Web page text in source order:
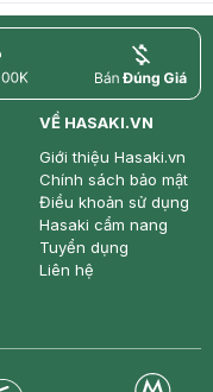
price
VỀ HASAKI.VN
Giới thiệu Hasaki.vn
Chính sách bảo mật
Điều khoản sử dụng
Hasaki cẩm nang
Tuyển dụng
Liên hệ